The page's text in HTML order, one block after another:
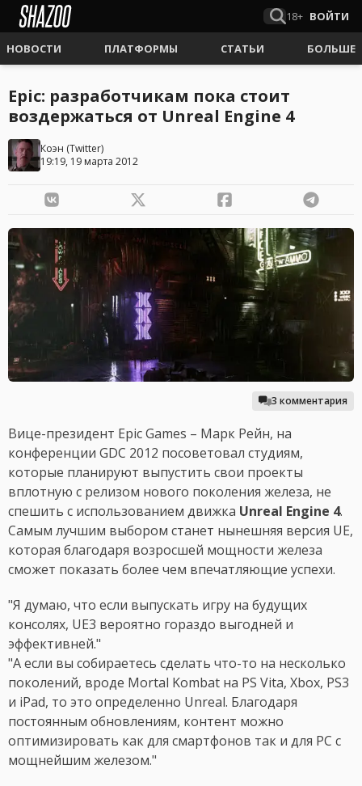
18+ ВОЙТИ
НОВОСТИ ПЛАТФОРМЫ СТАТЬИ БОЛЬШЕ
Epic: разработчикам пока стоит
воздержаться от Unreal Engine 4
Коэн (Twitter)
19:19, 19 марта 2012
3 комментария
Вице-президент Epic Games – Марк Рейн, на
конференции GDC 2012 посоветовал студиям,
которые планируют выпустить свои проекты
вплотную с релизом нового поколения железа, не
спешить с использованием движка Unreal Engine 4.
Самым лучшим выбором станет нынешняя версия UE,
которая благодаря возросшей мощности железа
сможет показать более чем впечатляющие успехи.
"Я думаю, что если выпускать игру на будущих
консолях, UE3 вероятно гораздо выгодней и
эффективней."
"А если вы собираетесь сделать что-то на несколько
поколений, вроде Mortal Kombat на PS Vita, Xbox, PS3
и iPad, то это определенно Unreal. Благодаря
постоянным обновлениям, контент можно
оптимизировать как для смартфонов так и для PC с
мощнейшим железом."